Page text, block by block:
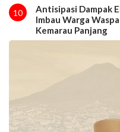
10
Antisipasi Dampak
Imbau Warga
Kemarau Panjang